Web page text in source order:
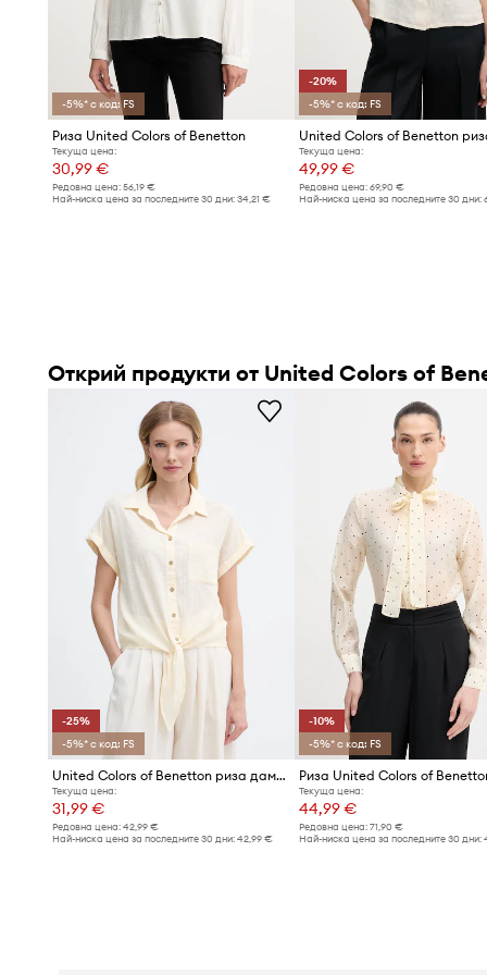
-5%* с код: FS
Риза United Colors of Benetton
Текуща цена:
30,99 €
Редовна цена: 56,19 €
Най-ниска цена за последните 30 дни: 34,21 €
-20%
-5%* с код: FS
Текуща цена:
49,99 €
Редовна цена:69,90 €
Най-ниска цена за последните 30 дни:
Открий продукти от United Colors of
-25%
-5%* с код: FS
United Colors of Benetton риза дамска с памук
Текуща цена:
31,99 €
Редовна цена: 42,99 €
Най-ниска цена за последните 30 дни: 42,99 €
-10%
-5%* с код: FS
Риза United Colors of
Текуща цена:
44,99 €
Редовна цена:71,90 €
Най-ниска цена за последните 30 дни: